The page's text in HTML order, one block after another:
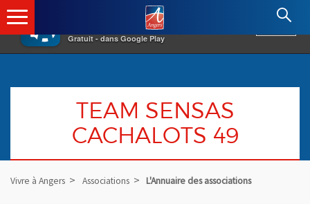
×
Gratuit - dans Google Play
Angers.fr : Retour à l'accueil
TEAM SENSAS
CACHALOTS 49
Vivre à Angers Associations L'Annuaire des associations